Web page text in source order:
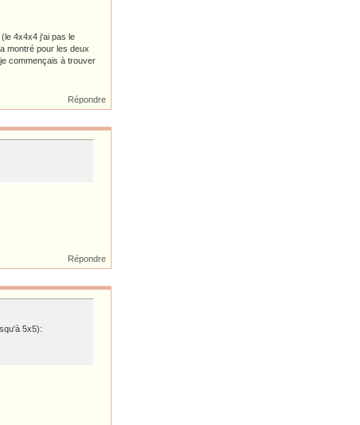
4x4x4 j'ai pas le
montré pour les deux
commençais à trouver
Répondre
Répondre
5x5):